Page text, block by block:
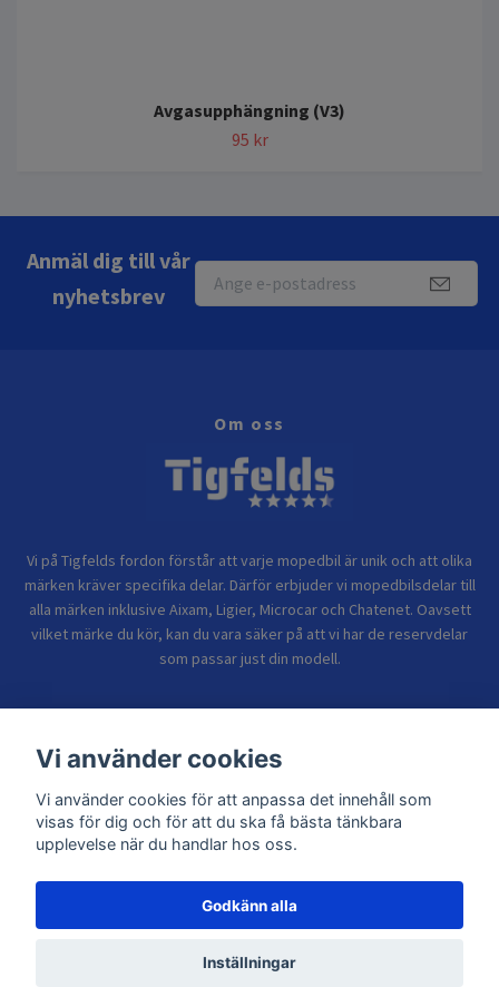
Avgasupphängning (V3)
95 kr
Anmäl dig till vår
nyhetsbrev
Om oss
Vi på Tigfelds fordon förstår att varje mopedbil är unik och att olika
märken kräver specifika delar. Därför erbjuder vi mopedbilsdelar till
alla märken inklusive Aixam, Ligier, Microcar och Chatenet. Oavsett
vilket märke du kör, kan du vara säker på att vi har de reservdelar
som passar just din modell.
Sidor
© 2026 TIGFELDS FORDON
Vi använder cookies
Vi använder cookies för att anpassa det innehåll som
visas för dig och för att du ska få bästa tänkbara
upplevelse när du handlar hos oss.
Godkänn alla
Inställningar